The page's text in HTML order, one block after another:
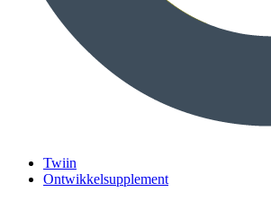
Twiin
Ontwikkelsupplement